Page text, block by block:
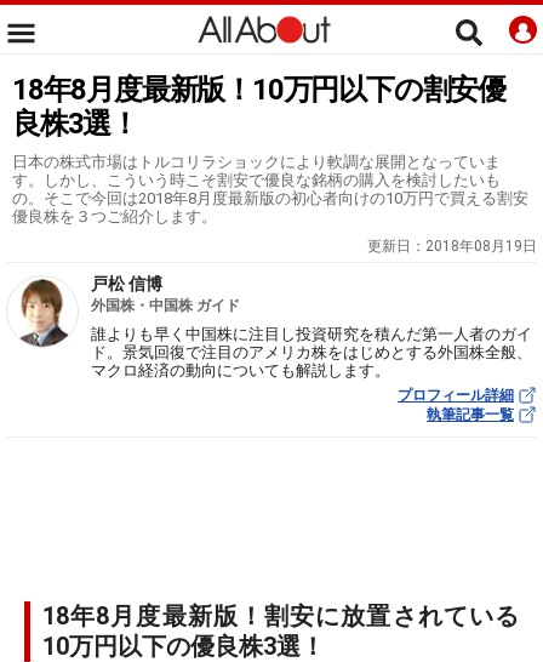
18年8月度最新版！10万円以下の割安優
良株3選！
日本の株式市場はトルコリラショックにより軟調な展開となっていま
す。しかし、こういう時こそ割安で優良な銘柄の購入を検討したいも
の。そこで今回は2018年8月度最新版の初心者向けの10万円で買える割安
優良株を３つご紹介します。
更新日： 2018年08月19日
戸松 信博
外国株・中国株 ガイド
誰よりも早く中国株に注目し投資研究を積んだ第一人者のガイ
ド。景気回復で注目のアメリカ株をはじめとする外国株全般、
マクロ経済の動向についても解説します。
プロフィール詳細
執筆記事一覧
18年8月度最新版！割安に放置されている
10万円以下の優良株3選！